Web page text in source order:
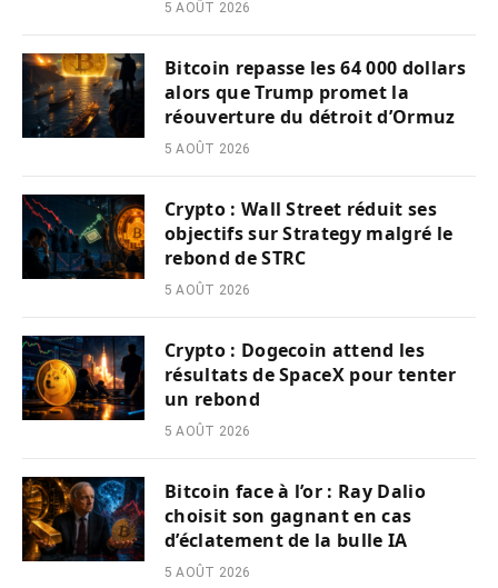
5 AOÛT 2026
Bitcoin repasse les 64 000 dollars
alors que Trump promet la
réouverture du détroit d’Ormuz
5 AOÛT 2026
Crypto : Wall Street réduit ses
objectifs sur Strategy malgré le
rebond de STRC
5 AOÛT 2026
Crypto : Dogecoin attend les
résultats de SpaceX pour tenter
un rebond
5 AOÛT 2026
Bitcoin face à l’or : Ray Dalio
choisit son gagnant en cas
d’éclatement de la bulle IA
5 AOÛT 2026